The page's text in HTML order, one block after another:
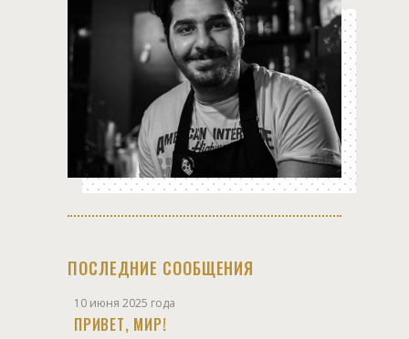
ПОСЛЕДНИЕ СООБЩЕНИЯ
10 июня 2025 года
ПРИВЕТ, МИР!